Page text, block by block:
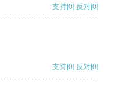
支持[0] 反对[0]
支持[0] 反对[0]